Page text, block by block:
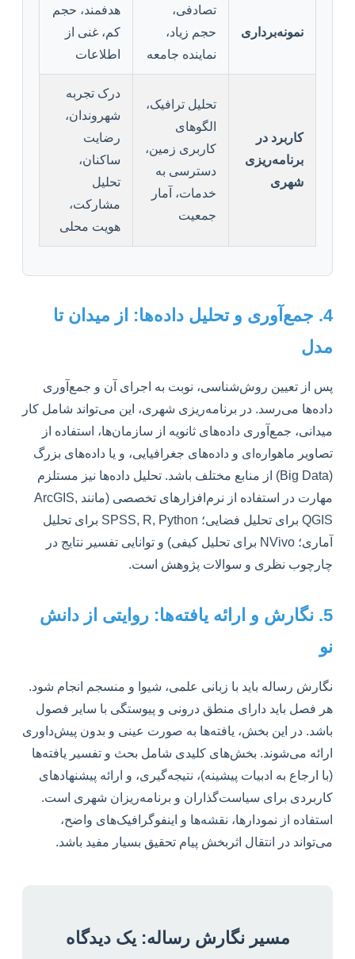
نمونه‌برداری
تصادفی،
حجم زیاد،
نماینده جامعه
هدفمند، حجم
کم، غنی از
اطلاعات
کاربرد در
برنامه‌ریزی
شهری
تحلیل ترافیک،
الگوهای
کاربری زمین،
دسترسی به
خدمات، آمار
جمعیت
درک تجربه
شهروندان،
رضایت
ساکنان،
تحلیل
مشارکت،
هویت محلی
4. جمع‌آوری و تحلیل داده‌ها: از میدان تا
مدل
پس از تعیین روش‌شناسی، نوبت به اجرای آن و جمع‌آوری
داده‌ها می‌رسد. در برنامه‌ریزی شهری، این می‌تواند شامل کار
میدانی، جمع‌آوری داده‌های ثانویه از سازمان‌ها، استفاده از
تصاویر ماهواره‌ای و داده‌های جغرافیایی، و یا داده‌های بزرگ
(Big Data) از منابع مختلف باشد. تحلیل داده‌ها نیز مستلزم
مهارت در استفاده از نرم‌افزارهای تخصصی (مانند ArcGIS,
QGIS برای تحلیل فضایی؛ SPSS, R, Python برای تحلیل
آماری؛ NVivo برای تحلیل کیفی) و توانایی تفسیر نتایج در
چارچوب نظری و سوالات پژوهش است.
5. نگارش و ارائه یافته‌ها: روایتی از دانش
نو
نگارش رساله باید با زبانی علمی، شیوا و منسجم انجام شود.
هر فصل باید دارای منطق درونی و پیوستگی با سایر فصول
باشد. در این بخش، یافته‌ها به صورت عینی و بدون پیش‌داوری
ارائه می‌شوند. بخش‌های کلیدی شامل بحث و تفسیر یافته‌ها
(با ارجاع به ادبیات پیشینه)، نتیجه‌گیری، و ارائه پیشنهادهای
کاربردی برای سیاست‌گذاران و برنامه‌ریزان شهری است.
استفاده از نمودارها، نقشه‌ها و اینفوگرافیک‌های واضح،
می‌تواند در انتقال اثربخش پیام تحقیق بسیار مفید باشد.
مسیر نگارش رساله: یک دیدگاه